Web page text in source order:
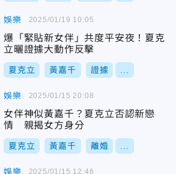
娛樂
爆「緊貼新女伴」共度平安夜！夏克
立曬證據大動作反擊
夏克立 黃嘉千 證據
2025/01/19 10:05
娛樂
女伴神似黃嘉千？夏克立否認新戀
情 親揭女方身分
夏克立 黃嘉千 離婚
2025/01/15 20:08
娛樂 2025/01/15 12:46